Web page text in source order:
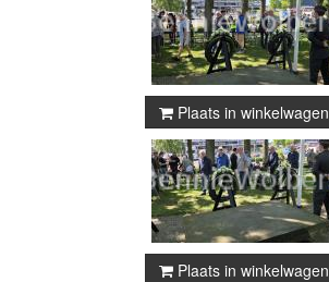
Plaats in winkelwagen
Plaats in winkelwagen